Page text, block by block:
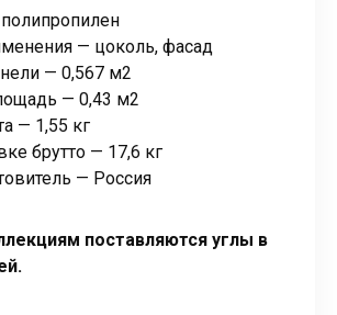
— цоколь, фасад
— 0,567 м2
— 0,43 м2
— 1,55 кг
брутто — 17,6 кг
— Россия
поставляются углы в